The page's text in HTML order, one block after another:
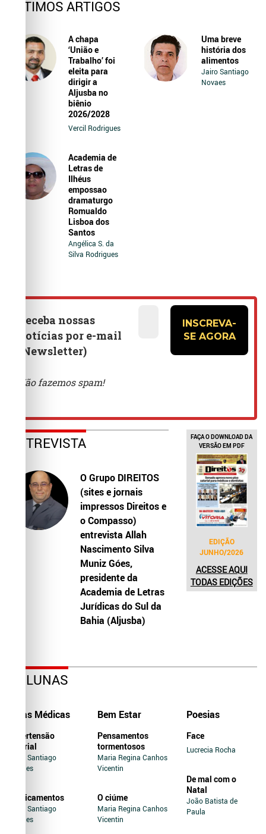
ÚLTIMOS ARTIGOS
A chapa
‘União e
Trabalho’ foi
eleita para
dirigir a
Aljusba no
biênio
2026/2028
Vercil Rodrigues
Uma breve
história dos
alimentos
Jairo Santiago
Novaes
Academia de
Letras de
Ilhéus
empossao
dramaturgo
Romualdo
Lisboa dos
Santos
Angélica S. da
Silva Rodrigues
ENTREVISTA
O Grupo DIREITOS
(sites e jornais
impressos Direitos e
o Compasso)
entrevista Allah
Nascimento Silva
Muniz Góes,
presidente da
Academia de Letras
Jurídicas do Sul da
Bahia (Aljusba)
FAÇA O DOWNLOAD DA
VERSÃO EM PDF
EDIÇÃO
JUNHO/2026
ACESSE AQUI
TODAS EDIÇÕES
COLUNAS
Dicas Médicas
Hipertensão
Arterial
Jairo Santiago
Novaes
Medicamentos
Jairo Santiago
Novaes
Bem Estar
Pensamentos
tormentosos
Maria Regina Canhos
Vicentin
O ciúme
Maria Regina Canhos
Vicentin
Poesias
Face
Lucrecia Rocha
De mal com o
Natal
João Batista de
Paula